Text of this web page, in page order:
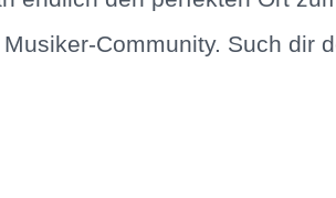
Community. Such dir